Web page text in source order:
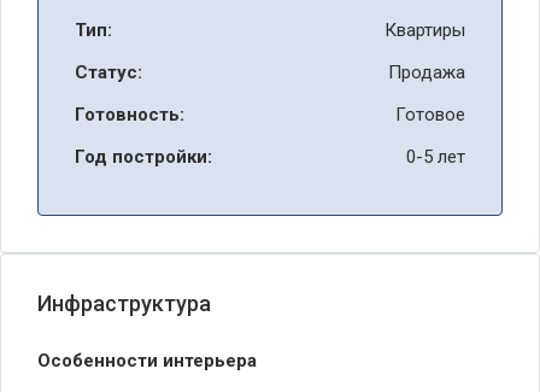
Тип:
Квартиры
Статус:
Продажа
Готовность:
Готовое
Год постройки:
0-5 лет
Инфраструктура
Особенности интерьера